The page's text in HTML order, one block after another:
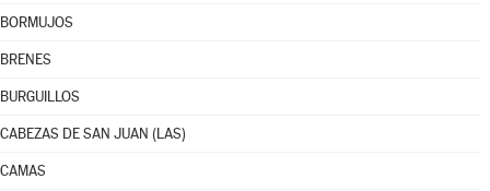
BORMUJOS
BRENES
BURGUILLOS
CABEZAS DE SAN JUAN (LAS)
CAMAS